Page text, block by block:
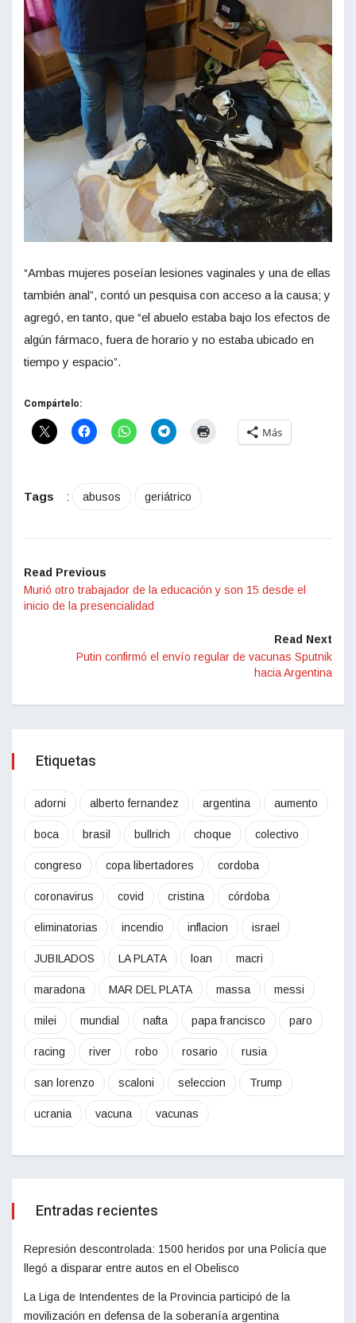
“Ambas mujeres poseían lesiones vaginales y una de ellas
también anal”, contó un pesquisa con acceso a la causa; y
agregó, en tanto, que “el abuelo estaba bajo los efectos de
algún fármaco, fuera de horario y no estaba ubicado en
tiempo y espacio”.
Compártelo:
Más
Tags : abusos geriátrico
Read Previous
Murió otro trabajador de la educación y son 15 desde el
inicio de la presencialidad
Read Next
Putin confirmó el envío regular de vacunas Sputnik
hacia Argentina
Etiquetas
adorni alberto fernandez argentina aumento
boca brasil bullrich choque colectivo
congreso copa libertadores cordoba
coronavirus covid cristina córdoba
eliminatorias incendio inflacion israel
JUBILADOS LA PLATA loan macri
maradona MAR DEL PLATA massa messi
milei mundial nafta papa francisco paro
racing river robo rosario rusia
san lorenzo scaloni seleccion Trump
ucrania vacuna vacunas
Entradas recientes
Represión descontrolada: 1500 heridos por una Policía que
llegó a disparar entre autos en el Obelisco
La Liga de Intendentes de la Provincia participó de la
movilización en defensa de la soberanía argentina